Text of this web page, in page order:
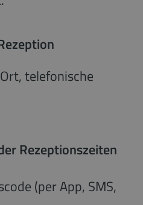
telefonische
Rezeptionszeiten
(per App, SMS,